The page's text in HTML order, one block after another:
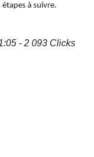
à suivre.
- 2 093 Clicks